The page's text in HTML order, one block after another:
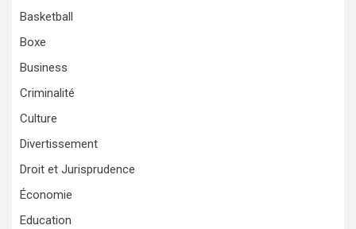
Basketball
Boxe
Business
Criminalité
Culture
Divertissement
Droit et Jurisprudence
Économie
Education